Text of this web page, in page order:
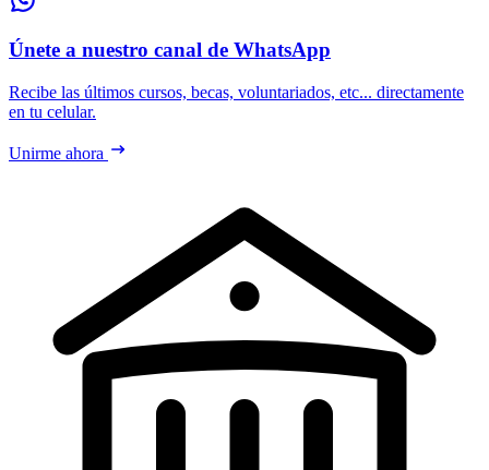
Únete a nuestro canal de WhatsApp
Recibe las últimos cursos, becas, voluntariados, etc... directamente
en tu celular.
Unirme ahora